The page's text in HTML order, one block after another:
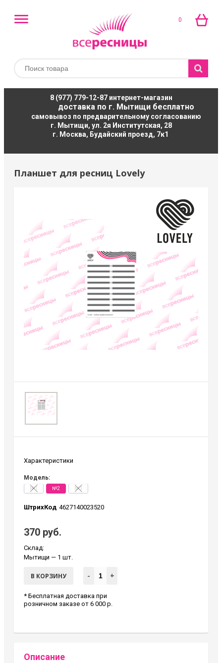
0
8 (977) 779-12-87интернет-магазин
доставка по г. Мытищи бесплатно
самовывоз по предварительному согласованию
г. Мытищи, ул. 2я Институтская, 28
г. Москва, Будайский проезд, 7к1
Планшет для ресниц Lovely
Характеристики
Модель:
№1 №2 №3
ШтрихКод 4627140023520
370 руб.
Склад:
Мытищи — 1 шт.
В КОРЗИНУ - +
* Бесплатная доставка при
розничном заказе от 6 000 р.
Описание